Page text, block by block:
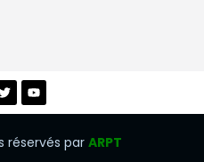
réservés par ARPT